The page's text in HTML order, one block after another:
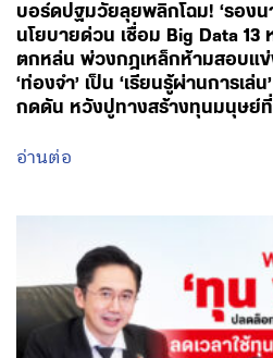
บอร์ดปฐมวัยลุยพลิกโฉม! ‘รอง
นโยบายด่วน เชื่อม Big Data 13
ตกหล่น พ่วงกฎเหล็กห้ามสอบแข่
‘ท่องจำ’ เป็น ‘เรียนรู้ผ่านการเ
กดดัน หวังปูทางสร้างทุนมนุษย์
อ่านต่อ